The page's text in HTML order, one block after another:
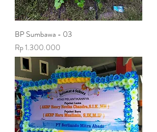
BP Sumbawa - 03
Harga
Rp 1.300.000